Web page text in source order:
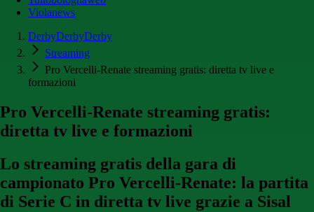
Violanews
DerbyDerbyDerby
Streaming
Pro Vercelli-Renate streaming gratis: diretta tv live e
formazioni
Pro Vercelli-Renate streaming gratis:
diretta tv live e formazioni
Lo streaming gratis della gara di
campionato Pro Vercelli-Renate: la partita
di Serie C in diretta tv live grazie a Sisal